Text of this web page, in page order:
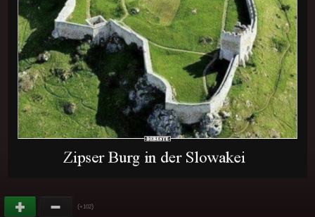
(+102)